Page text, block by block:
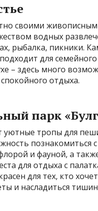
своими
водных
рыбалка, пикники.
для
– здесь много
отдыха.
парк
уютные тропы для
познакомиться с
и фауной, а
для отдыха с
для тех, кто
и насладиться